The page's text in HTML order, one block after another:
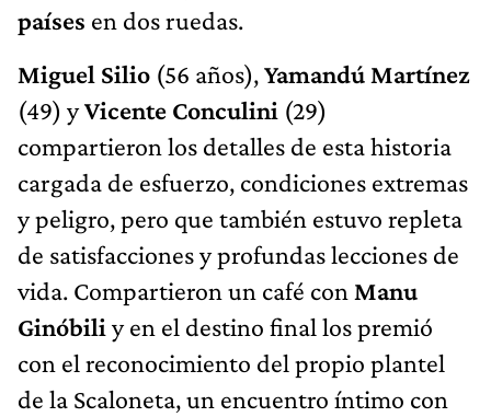
países en dos ruedas.
Miguel Silio (56 años),Yamandú Martínez
(49) yVicente Conculini (29)
compartieron los detalles de esta historia
cargada de esfuerzo, condiciones extremas
y peligro, pero que también estuvo repleta
de satisfacciones y profundas lecciones de
vida. Compartieron un café con Manu
Ginóbili y en el destino final los premió
con el reconocimiento del propio plantel
de la Scaloneta, un encuentro íntimo con